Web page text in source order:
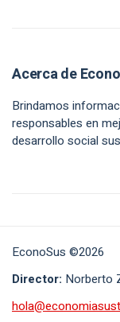
Acerca de
Brindamos
responsables en
desarrollo social
EconoSus ©2026
Director: Norberto